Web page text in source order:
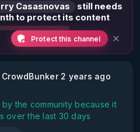
Casasnovas
still needs
to protect its content
Protect this channel
2 years ago
the community because it
over the last 30 days